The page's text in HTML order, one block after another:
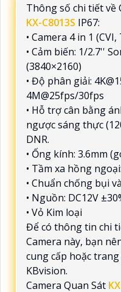
Thông số chi tiết về
KX-C8013S IP67:
• Camera 4 in 1
• Cảm biến: 1/2.7''
(3840×2160)
• Độ phân giải:
4M@25fps/30fps
• Hỗ trợ cân bằng
ngược sáng thực
DNR.
• Ống kính: 3.6mm
• Tầm xa hồng
• Chuẩn chống bụi
• Nguồn: DC12V
• Vỏ Kim loại
Để có thông tin chi
Camera này, bạn
cung cấp hoặc
KBvision.
Camera Quan Sát